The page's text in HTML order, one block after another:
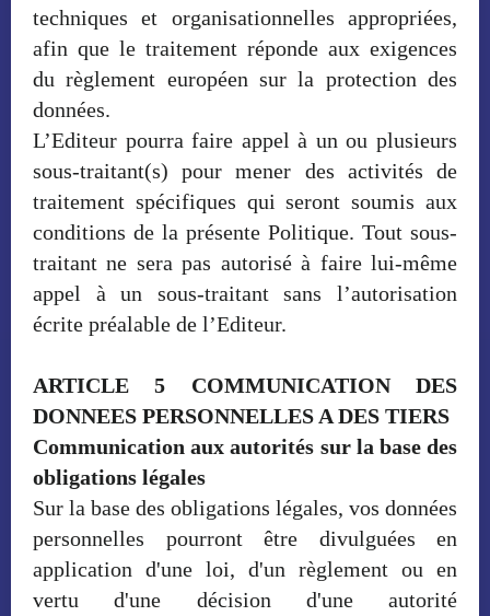
techniques et organisationnelles appropriées,
afin que le traitement réponde aux exigences
du règlement européen sur la protection des
données.
L’Editeur pourra faire appel à un ou plusieurs
sous-traitant(s) pour mener des activités de
traitement spécifiques qui seront soumis aux
conditions de la présente Politique. Tout sous-
traitant ne sera pas autorisé à faire lui-même
appel à un sous-traitant sans l’autorisation
écrite préalable de l’Editeur.
ARTICLE 5 COMMUNICATION DES
DONNEES PERSONNELLES A DES TIERS
Communication aux autorités sur la base des
obligations légales
Sur la base des obligations légales, vos données
personnelles pourront être divulguées en
application d'une loi, d'un règlement ou en
vertu d'une décision d'une autorité